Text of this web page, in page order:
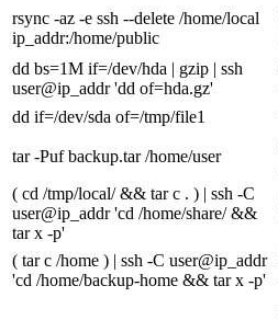
rsync -az -e ssh --delete /home/local
ip_addr:/home/public
dd bs=1M if=/dev/hda | gzip | ssh
user@ip_addr 'dd of=hda.gz'
dd if=/dev/sda of=/tmp/file1
tar -Puf backup.tar /home/user
( cd /tmp/local/ && tar c . ) | ssh -C
user@ip_addr 'cd /home/share/ &&
tar x -p'
( tar c /home ) | ssh -C user@ip_addr
'cd /home/backup-home && tar x -p'